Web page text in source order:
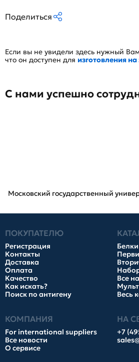
Поделиться
Если вы не увидели здесь нужный
что он доступен для изготовления на
С нами успешно
Московский государственный
ПОКУПАТЕЛЮ
Регистрация
Контакты
Доставка
Оплата
Качество
Как искать?
Поиск по антигену
Белки
Все
Весь
КОМПАНИЯ
For international suppliers
Все новости
О сервисе
НА
+7